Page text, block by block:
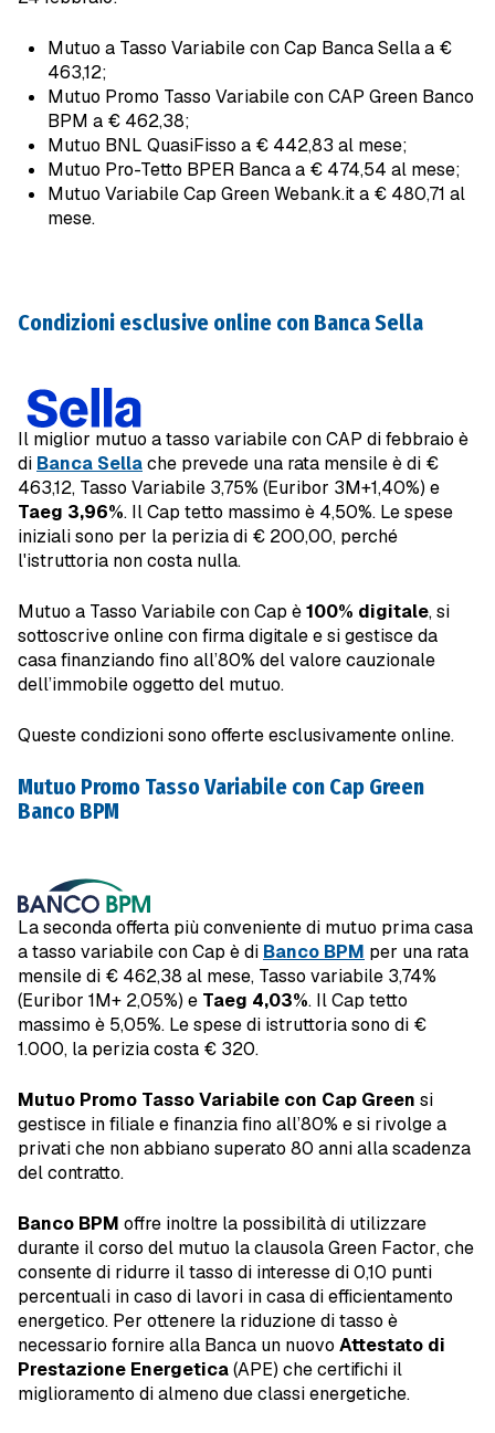
Mutuo a Tasso Variabile con Cap Banca Sella a €
463,12;
Mutuo Promo Tasso Variabile con CAP Green Banco
BPM a € 462,38;
Mutuo BNL QuasiFisso a € 442,83 al mese;
Mutuo Pro-Tetto BPER Banca a € 474,54 al mese;
Mutuo Variabile Cap Green Webank.it a € 480,71 al
mese.
Condizioni esclusive online con Banca Sella
Il miglior mutuo a tasso variabile con CAP di febbraio è
di Banca Sellache prevede una rata mensile è di €
463,12, Tasso Variabile 3,75% (Euribor 3M+1,40%) e
Taeg 3,96%. Il Cap tetto massimo è 4,50%. Le spese
iniziali sono per la perizia di € 200,00, perché
l'istruttoria non costa nulla.
Mutuo a Tasso Variabile con Cap è100% digitale, si
sottoscrive online con firma digitale e si gestisce da
casa finanziando fino all’80% del valore cauzionale
dell’immobile oggetto del mutuo.
Queste condizioni sono offerte esclusivamente online.
Mutuo Promo Tasso Variabile con Cap Green
Banco BPM
La seconda offerta più conveniente di mutuo prima casa
a tasso variabile con Cap è di Banco BPM per una rata
mensile di € 462,38 al mese, Tasso variabile 3,74%
(Euribor 1M+ 2,05%) e Taeg 4,03%. Il Cap tetto
massimo è 5,05%. Le spese di istruttoria sono di €
1.000, la perizia costa € 320.
Mutuo Promo Tasso Variabile con Cap Green si
gestisce in filiale e finanzia fino all’80% e si rivolge a
privati che non abbiano superato 80 anni alla scadenza
del contratto.
Banco BPM offre inoltre la possibilità di utilizzare
durante il corso del mutuo laclausola Green Factor, che
consente di ridurre il tasso di interesse di 0,10 punti
percentuali in caso di lavori in casa di efficientamento
energetico. Per ottenere la riduzione di tasso è
necessario fornire alla Banca un nuovo Attestato di
Prestazione Energetica(APE) che certifichi il
miglioramento di almeno due classi energetiche.